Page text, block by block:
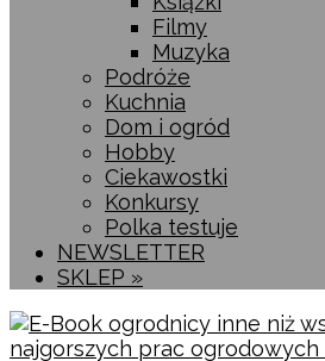
Filmy
Muzyka
Podróże
Kuchnia
Dom i ogród
Hobby
Ciekawostki
Konkursy
Polka testuje
NEWSLETTER
SKLEP »